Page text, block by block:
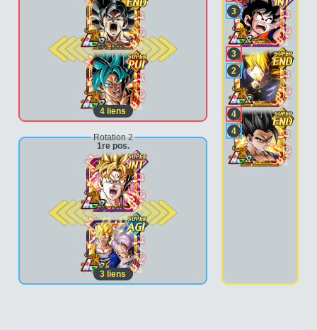
2e pos.
4 liens
Rotation 2
1re pos.
2e pos.
3 liens
3
3
2
4
4